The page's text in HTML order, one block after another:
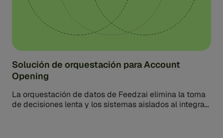
Solución de orquestación para Account
Opening
La orquestación de datos de Feedzai elimina la toma
de decisiones lenta y los sistemas aislados al integrar